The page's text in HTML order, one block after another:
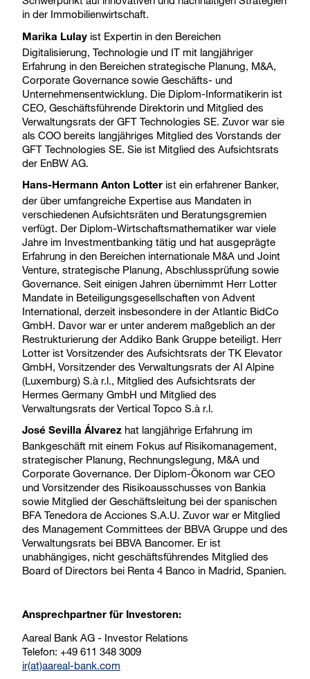
in der Immobilienwirtschaft.
Marika Lulay ist Expertin in den Bereichen
Digitalisierung, Technologie und IT mit langjähriger
Erfahrung in den Bereichen strategische Planung, M&A,
Corporate Governance sowie Geschäfts- und
Unternehmensentwicklung. Die Diplom-Informatikerin ist
CEO, Geschäftsführende Direktorin und Mitglied des
Verwaltungsrats der GFT Technologies SE. Zuvor war sie
als COO bereits langjähriges Mitglied des Vorstands der
GFT Technologies SE. Sie ist Mitglied des Aufsichtsrats
der EnBW AG.
Hans-Hermann Anton Lotter ist ein erfahrener Banker,
der über umfangreiche Expertise aus Mandaten in
verschiedenen Aufsichtsräten und Beratungsgremien
verfügt. Der Diplom-Wirtschaftsmathematiker war viele
Jahre im Investmentbanking tätig und hat ausgeprägte
Erfahrung in den Bereichen internationale M&A und Joint
Venture, strategische Planung, Abschlussprüfung sowie
Governance. Seit einigen Jahren übernimmt Herr Lotter
Mandate in Beteiligungsgesellschaften von Advent
International, derzeit insbesondere in der Atlantic BidCo
GmbH. Davor war er unter anderem maßgeblich an der
Restrukturierung der Addiko Bank Gruppe beteiligt. Herr
Lotter ist Vorsitzender des Aufsichtsrats der TK Elevator
GmbH, Vorsitzender des Verwaltungsrats der AI Alpine
(Luxemburg) S.à r.l., Mitglied des Aufsichtsrats der
Hermes Germany GmbH und Mitglied des
Verwaltungsrats der Vertical Topco S.à r.l.
José Sevilla Álvarez hat langjährige Erfahrung im
Bankgeschäft mit einem Fokus auf Risikomanagement,
strategischer Planung, Rechnungslegung, M&A und
Corporate Governance. Der Diplom-Ökonom war CEO
und Vorsitzender des Risikoausschusses von Bankia
sowie Mitglied der Geschäftsleitung bei der spanischen
BFA Tenedora de Acciones S.A.U. Zuvor war er Mitglied
des Management Committees der BBVA Gruppe und des
Verwaltungsrats bei BBVA Bancomer. Er ist
unabhängiges, nicht geschäftsführendes Mitglied des
Board of Directors bei Renta 4 Banco in Madrid, Spanien.
Ansprechpartner für Investoren:
Aareal Bank AG - Investor Relations
Telefon: +49 611 348 3009
ir(at)aareal-bank.com